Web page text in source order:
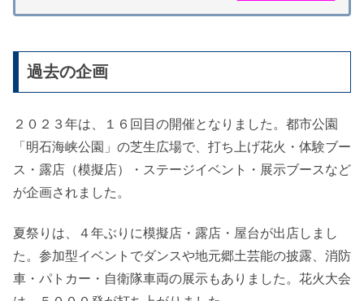
過去の企画
２０２３年は、１６回目の開催となりました。都市公園
「明石海峡公園」の芝生広場で、打ち上げ花火・体験ブー
ス・露店（模擬店）・ステージイベント・展示ブースなど
が企画されました。
夏祭りは、４年ぶりに模擬店・露店・屋台が出店しまし
た。参加型イベントでダンスや地元郷土芸能の披露、消防
車・パトカー・自衛隊車両の展示もありました。花火大会